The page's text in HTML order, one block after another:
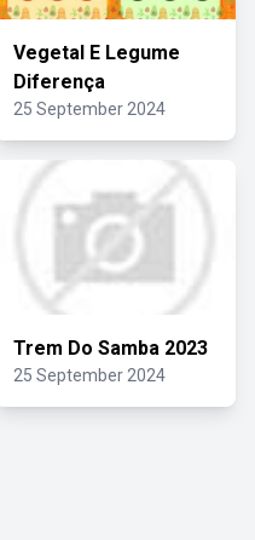
Vegetal E Legume
Diferença
25 September 2024
Trem Do Samba 2023
25 September 2024